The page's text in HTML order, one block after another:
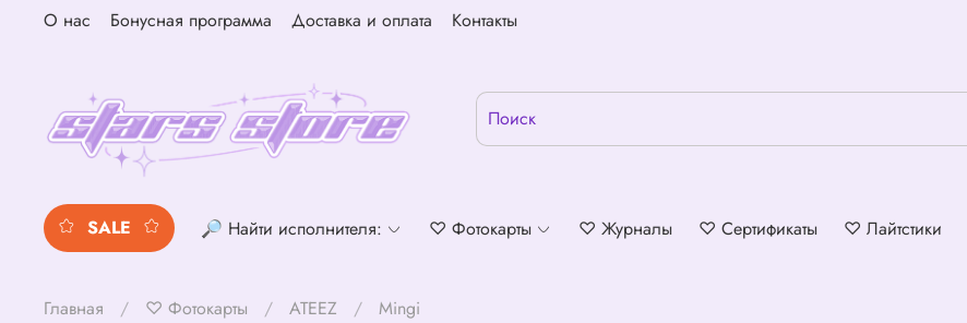
О нас Бонусная программа Доставка и оплата Контакты
SALE 🔎 Найти исполнителя: ♡ Фотокарты ♡ Журналы ♡ Сертификаты ♡ Лайтстики
Главная ♡ Фотокарты ATEEZ Mingi